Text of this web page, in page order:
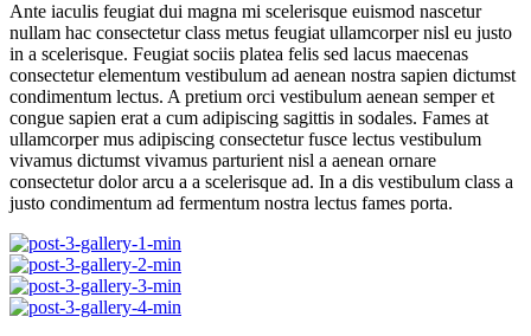
Ante iaculis feugiat dui magna mi scelerisque euismod nascetur
nullam hac consectetur class metus feugiat ullamcorper nisl eu justo
in a scelerisque. Feugiat sociis platea felis sed lacus maecenas
consectetur elementum vestibulum ad aenean nostra sapien dictumst
condimentum lectus. A pretium orci vestibulum aenean semper et
congue sapien erat a cum adipiscing sagittis in sodales. Fames at
ullamcorper mus adipiscing consectetur fusce lectus vestibulum
vivamus dictumst vivamus parturient nisl a aenean ornare
consectetur dolor arcu a a scelerisque ad. In a dis vestibulum class a
justo condimentum ad fermentum nostra lectus fames porta.